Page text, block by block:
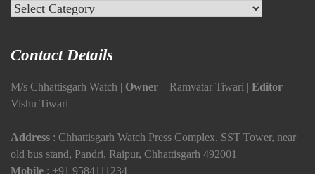
Categories
Contact Details
M/s Chhattisgarh Watch | Owner – Ramvatar Tiwari | Editor –
Vishu Tiwari
Address : Chhattisgarh Watch Press Complex, SST Tower, near
old bus stand, Pandri, Raipur, Chhattisgarh 492001
Mobile : +91 9584111234